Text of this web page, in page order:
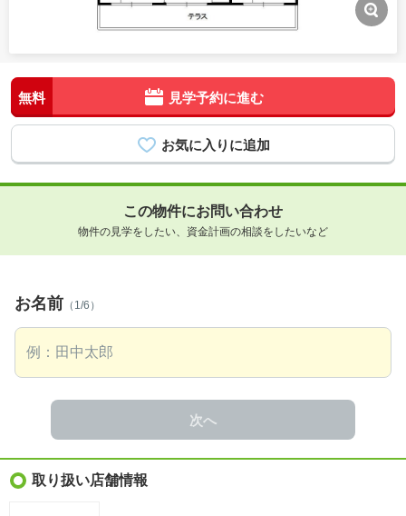
無料 見学予約に進む
この物件にお問い合わせ
物件の見学をしたい、資金計画の相談をしたいなど
お名前 （1/6）
次へ
取り扱い店舗情報